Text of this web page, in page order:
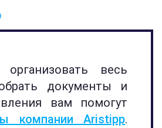
организовать весь
документы и
вам помогут
компании Aristipp.